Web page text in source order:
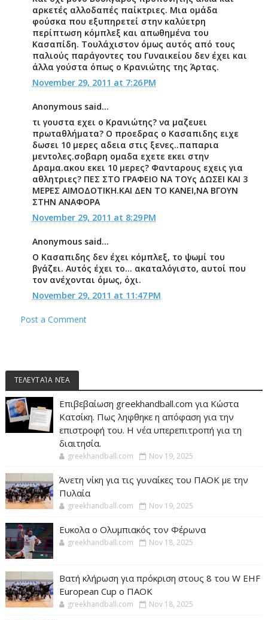
αρκετές αλλοδαπές παίκτριες. Μια ομάδα
φούσκα που εξυπηρετεί στην καλύετρη
περίπτωση κόμπλεξ και απωθημένα του
Κασαπίδη. Τουλάχιστον όμως αυτός από τους
παλιούς παράγοντες του Γυναικείου δεν έχει και
άλλα γούστα όπως ο Κρανιώτης της Άρτας.
November 29, 2011 at 7:26 PM
Anonymous said...
τι γουστα εχει ο Κρανιώτης? να μαζευει
πρωταθλήματα? O προεδρας ο Κασαπιδης ειχε
δωσει 10 μερες αδεια στις ξενες..παπαρια
μεντολες.σοβαρη ομαδα εχετε εκει στην
Δραμα.ακου εκει 10 μερες? Φανταρους εχεις για
αθλητριες? ΠΕΣ ΣΤΟ ΓΡΑΦΕΙΟ ΝΑ ΤΟΥς ΔΩΣΕΙ ΚΑΙ 3
ΜΕΡΕΣ ΑΙΜΟΔΟΤΙΚΗ.ΚΑΙ ΔΕΝ ΤΟ ΚΑΝΕΙ,ΝΑ ΒΓΟΥΝ
ΣΤΗΝ ΑΝΑΦΟΡΑ
November 29, 2011 at 8:29 PM
Anonymous said...
Ο Κασαπιδης δεν έχει κόμπλεξ, το ψωμί του
βγάζει. Αυτός έχει το... ακαταλόγιστο, αυτοί που
τον ανέχονται όμως, όχι.
November 29, 2011 at 11:47 PM
Post a Comment
ΤΕΛΕΥΤΑΊΑ ΝΈΑ
Επιβεβαίωση greekhandball.com για Κώστα
Κατσίκη. Πως ληφθηκε η απόφαση για την
επιστροφή του. Η νέα υπερεπιτροπή για τη
διαιτησία.
greekhandball.com Nov 19, 2025
Άνετη νίκη για τις γυναίκες του ΠΑΟΚ με την
Πυλαία
greekhandball.com Nov 19, 2025
Ευκολα ο Ολυμπιακός τον Φέρωνα
greekhandball.com Nov 18, 2025
Βατή κλήρωση για πρόκριση στους 8 του W EHF
European Cup ο ΠΑΟΚ
greekhandball.com Nov 18, 2025